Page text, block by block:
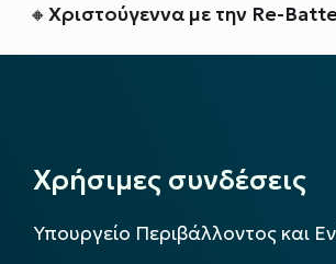
🔸Χριστούγεννα με την Re-
Χρήσιμες συνδέσεις
Υπουργείο Περιβάλλοντος και